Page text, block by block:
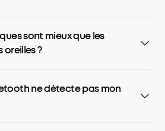
sont mieux que les
oreilles ?
ne détecte pas mon